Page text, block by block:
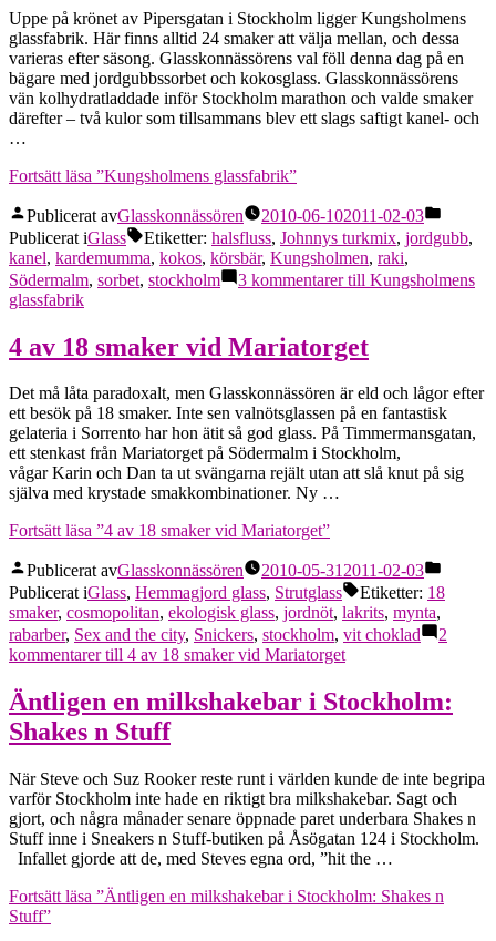
Uppe på krönet av Pipersgatan i Stockholm ligger Kungsholmens
glassfabrik. Här finns alltid 24 smaker att välja mellan, och dessa
varieras efter säsong. Glasskonnässörens val föll denna dag på en
bägare med jordgubbssorbet och kokosglass. Glasskonnässörens
vän kolhydratladdade inför Stockholm marathon och valde smaker
därefter – två kulor som tillsammans blev ett slags saftigt kanel- och
…
Fortsätt läsa ”Kungsholmens glassfabrik”
Publicerat avGlasskonnässören 2010-06-102011-02-03
Publicerat iGlass Etiketter: halsfluss, Johnnys turkmix, jordgubb,
kanel, kardemumma, kokos, körsbär, Kungsholmen, raki,
Södermalm, sorbet, stockholm 3 kommentarertill Kungsholmens
glassfabrik
4 av 18 smaker vid Mariatorget
Det må låta paradoxalt, men Glasskonnässören är eld och lågor efter
ett besök på 18 smaker. Inte sen valnötsglassen på en fantastisk
gelateria i Sorrento har hon ätit så god glass. På Timmermansgatan,
ett stenkast från Mariatorget på Södermalm i Stockholm,
vågar Karin och Dan ta ut svängarna rejält utan att slå knut på sig
själva med krystade smakkombinationer. Ny …
Fortsätt läsa ”4 av 18 smaker vid Mariatorget”
Publicerat avGlasskonnässören 2010-05-312011-02-03
Publicerat iGlass, Hemmagjord glass, Strutglass Etiketter: 18
smaker, cosmopolitan, ekologisk glass, jordnöt, lakrits, mynta,
rabarber, Sex and the city, Snickers, stockholm, vit choklad
2
kommentarertill 4 av 18 smaker vid Mariatorget
Äntligen en milkshakebar i Stockholm:
Shakes n Stuff
När Steve och Suz Rooker reste runt i världen kunde de inte begripa
varför Stockholm inte hade en riktigt bra milkshakebar. Sagt och
gjort, och några månader senare öppnade paret underbara Shakes n
Stuff inne i Sneakers n Stuff-butiken på Åsögatan 124 i Stockholm.
Infallet gjorde att de, med Steves egna ord, ”hit the …
Fortsätt läsa ”Äntligen en milkshakebar i Stockholm: Shakes n
Stuff”